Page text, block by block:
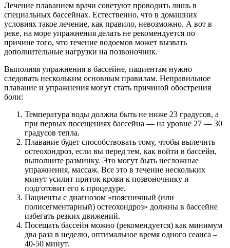
Лечение плаванием врачи советуют проводить лишь в
специальных бассейнах. Естественно, что в домашних
условиях такое лечение, как правило, невозможно. А вот в
реке, на море упражнения делать не рекомендуется по
причине того, что течение водоемов может вызвать
дополнительные нагрузки на позвоночник.
Выполняя упражнения в бассейне, пациентам нужно
следовать нескольким основным правилам. Неправильное
плавание и упражнения могут стать причиной обострения
боли:
Температура воды должна быть не ниже 23 градусов, а
при первых посещениях бассейна — на уровне 27 — 30
градусов тепла.
Плавание будет способствовать тому, чтобы вылечить
остеохондроз, если вы перед тем, как войти в бассейн,
выполните разминку. Это могут быть несложные
упражнения, массаж. Все это в течение нескольких
минут усилит приток крови к позвоночнику и
подготовит его к процедуре.
Пациенты с диагнозом «поясничный (или
полисегментарный) остеохондроз» должны в бассейне
избегать резких движений.
Посещать бассейн можно (рекомендуется) как минимум
два раза в неделю, оптимальное время одного сеанса –
40-50 минут.